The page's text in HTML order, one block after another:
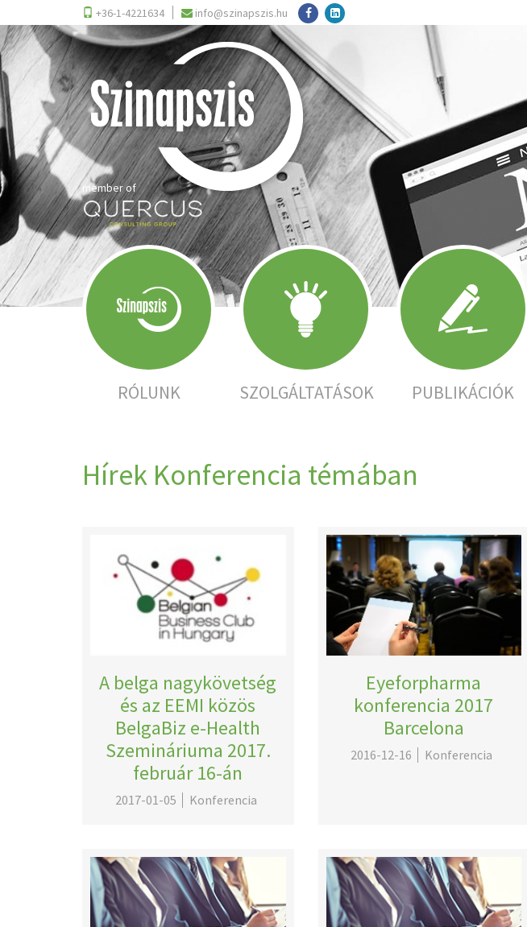
+36-1-4221634 info@szinapszis.hu
member of
RÓLUNK SZOLGÁLTATÁSOK PUBLIKÁCIÓK
Hírek Konferencia témában
A belga nagykövetség
és az EEMI közös
BelgaBiz e-Health
Szemináriuma 2017.
február 16-án
2017-01-05 Konferencia
Eyeforpharma
konferencia 2017
Barcelona
2016-12-16 Konferencia